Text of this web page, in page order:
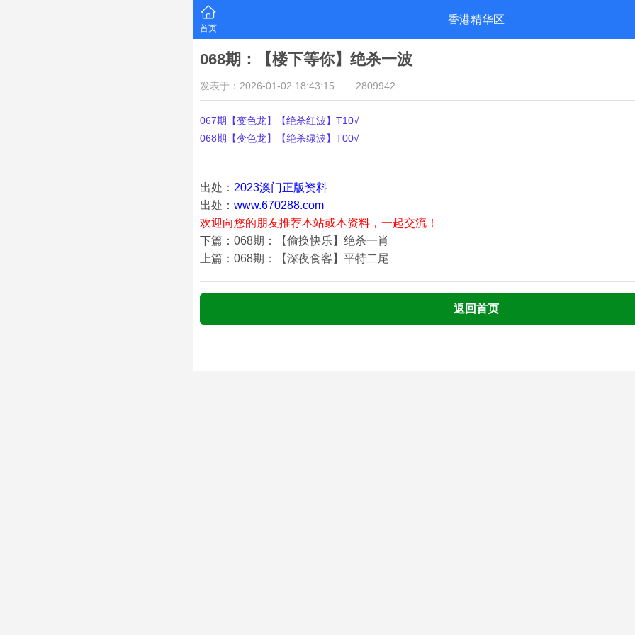
首页
香港精华区
068期：【楼下等你】绝杀一波
发表于：2026-01-02 18:43:15 2809942
067期【变色龙】【绝杀红波】T10√
068期【变色龙】【绝杀绿波】T00√
出处： 2023澳门正版资料
出处： www.670288.com
欢迎向您的朋友推荐本站或本资料，一起交流！
下篇：068期：【偷换快乐】绝杀一肖
上篇：068期：【深夜食客】平特二尾
返回首页